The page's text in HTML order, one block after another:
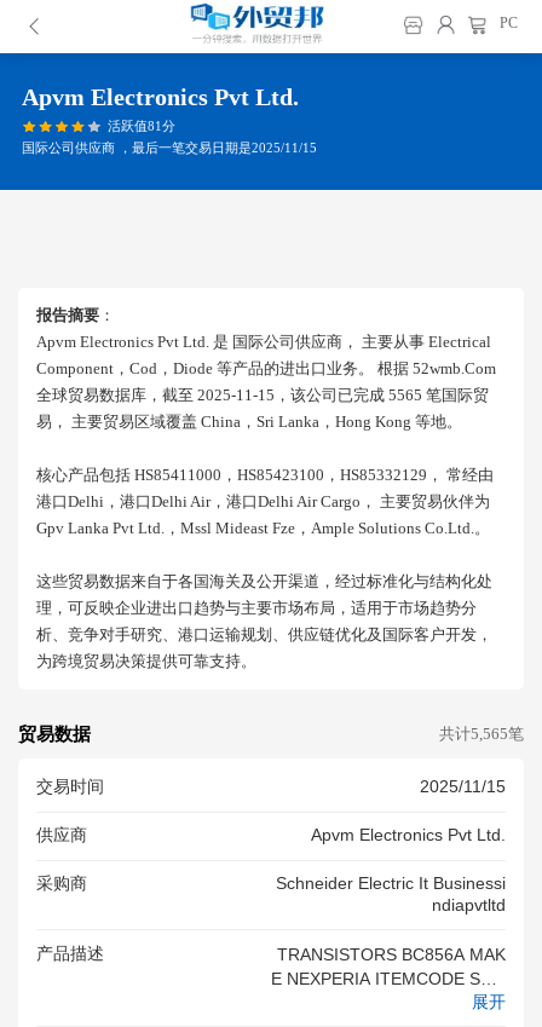
PC
Apvm Electronics Pvt Ltd.
活跃值81分
国际公司供应商 ，最后一笔交易日期是2025/11/15
报告摘要 ：
Apvm Electronics Pvt Ltd. 是 国际公司供应商， 主要从事 Electrical
Component，cod，diode 等产品的进出口业务。 根据 52wmb.com
全球贸易数据库，截至 2025-11-15，该公司已完成 5565 笔国际贸
易， 主要贸易区域覆盖 China，sri Lanka，hong Kong 等地。
核心产品包括 HS85411000，HS85423100，HS85332129， 常经由
港口delhi，港口delhi Air，港口delhi Air Cargo， 主要贸易伙伴为
Gpv Lanka Pvt Ltd.，mssl Mideast Fze，ample Solutions Co.ltd.。
这些贸易数据来自于各国海关及公开渠道，经过标准化与结构化处
理，可反映企业进出口趋势与主要市场布局，适用于市场趋势分
析、竞争对手研究、港口运输规划、供应链优化及国际客户开发，
为跨境贸易决策提供可靠支持。
贸易数据 共计5,565笔
交易时间 2025/11/15
供应商 Apvm Electronics Pvt Ltd.
采购商
Schneider Electric It Businessi
Ndiapvtltd
产品描述
TRANSISTORS BC856A MAK
E NEXPERIA ITEMCODE SY 6
021046
展开